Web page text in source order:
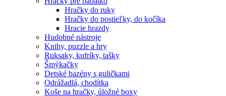
Hračky do ruky
Hračky do postieľky, do kočíka
Hracie hrazdy
Hudobné nástroje
Knihy, puzzle a hry
Ruksaky, kufríky, tašky
Šmýkačky
Detské bazény s guličkami
Odrážadlá, chodítka
Koše na hračky, úložné boxy